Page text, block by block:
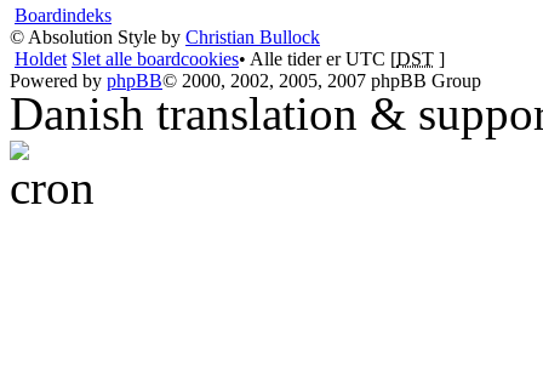
Boardindeks
© Absolution Style by Christian Bullock
Holdet Slet alle boardcookies• Alle tider er UTC [DST ]
Powered by phpBB© 2000, 2002, 2005, 2007 phpBB Group
Danish translation &